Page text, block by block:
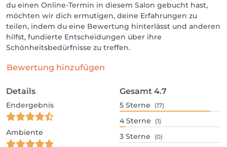
du einen Online-Termin in diesem Salon gebucht hast,
möchten wir dich ermutigen, deine Erfahrungen zu
teilen, indem du eine Bewertung hinterlässt und anderen
hilfst, fundierte Entscheidungen über ihre
Schönheitsbedürfnisse zu treffen.
Bewertung hinzufügen
Details
Endergebnis
Ambiente
Gesamt 4.7
5 Sterne (17)
4 Sterne (1)
3 Sterne (0)